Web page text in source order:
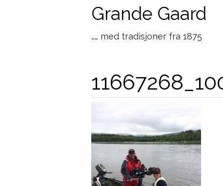
Grande Gaard
…… med tradisjoner fra 1875